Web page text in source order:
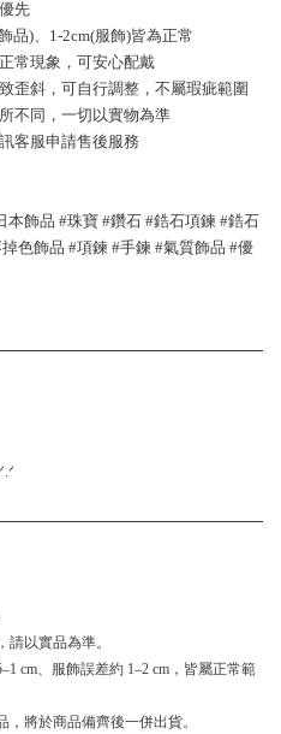
先
品)、1-2cm(服飾)皆為正常
常現象，可安心配戴
歪斜，可自行調整，不屬瑕疵範圍
不同，一切以實物為準
客服申請售後服務
飾品 #珠寶 #鑽石 #鋯石項鍊 #鋯石
色飾品 #項鍊 #手鍊 #氣質飾品 #優
以實品為準。
cm、服飾誤差約 1–2 cm，皆屬正常範
將於商品備齊後一併出貨。